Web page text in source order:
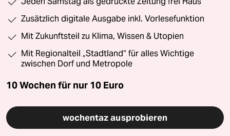
Zusätzlich digitale Ausgabe inkl. Vorlesefunktion
Mit Zukunftsteil zu Klima, Wissen & Utopien
Mit Regionalteil „Stadtland“ für alles Wichtige
zwischen Dorf und Metropole
10 Wochen für nur 10 Euro
wochentaz ausprobieren